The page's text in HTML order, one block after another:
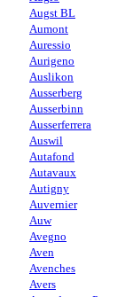
Augst BL
Aumont
Auressio
Aurigeno
Auslikon
Ausserberg
Ausserbinn
Ausserferrera
Auswil
Autafond
Autavaux
Autigny
Auvernier
Auw
Avegno
Aven
Avenches
Avers